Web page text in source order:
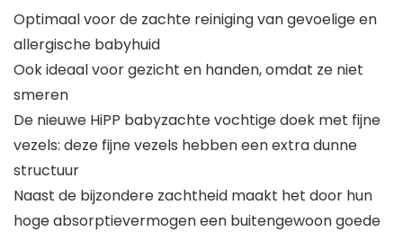
Optimaal voor de zachte reiniging van gevoelige en
allergische babyhuid
Ook ideaal voor gezicht en handen, omdat ze niet
smeren
De nieuwe HiPP babyzachte vochtige doek met fijne
vezels: deze fijne vezels hebben een extra dunne
structuur
Naast de bijzondere zachtheid maakt het door hun
hoge absorptievermogen een buitengewoon goede